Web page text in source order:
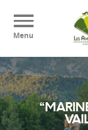
Menu
Panneau de gestion